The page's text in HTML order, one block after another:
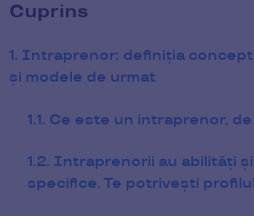
Cuprins
1. Intraprenor: definiția
și modele de urmat
1.1. Ce este un intraprenor,
1.2. Intraprenorii au abilități
specifice. Te potrivești